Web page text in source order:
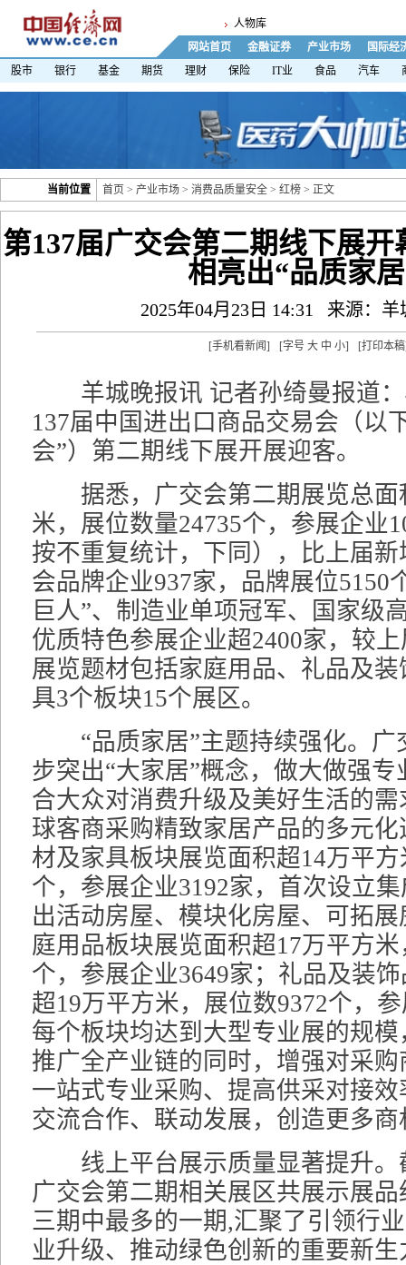
人物库
网站首页
金融证券 产业市场
国际经
股市
银行 基金 期货 理财 保险 IT业 食品 汽车
当前位置 首页 > 产业市场 > 消费品质量安全 > 红榜 > 正文
第137届广交会第二期线下展
相亮出“品质家
2025年04月23日 14:31 来源：羊
[手机看新闻] [字号 大 中 小] [打印本稿
羊城晚报讯 记者孙绮曼报道：
137届中国进出口商品交易会（以
会”）第二期线下展开展迎客。
据悉，广交会第二期展览总面
米，展位数量24735个，参展企业
按不重复统计，下同），比上届新
会品牌企业937家，品牌展位5150
巨人”、制造业单项冠军、国家级
优质特色参展企业超2400家，较
展览题材包括家庭用品、礼品及
具3个板块15个展区。
“品质家居”主题持续强化。广
步突出“大家居”概念，做大做强
合大众对消费升级及美好生活的
球客商采购精致家居产品的多元
材及家具板块展览面积超14万平
个，参展企业3192家，首次设立
出活动房屋、模块化房屋、可拓
庭用品板块展览面积超17万平方
个，参展企业3649家；礼品及装
超19万平方米，展位数9372个，
每个板块均达到大型专业展的规
推广全产业链的同时，增强对采
一站式专业采购、提高供采对接
交流合作、联动发展，创造更多商
线上平台展示质量显著提升。
广交会第二期相关展区共展示展品
三期中最多的一期,汇聚了引领行
业升级、推动绿色创新的重要新生